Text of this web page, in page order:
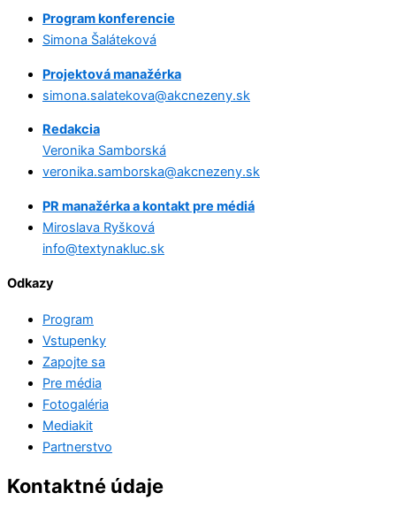
Program konferencie
Simona Šaláteková
Projektová manažérka
simona.salatekova@akcnezeny.sk
Redakcia
Veronika Samborská
veronika.samborska@akcnezeny.sk
PR manažérka a kontakt pre médiá
Miroslava Ryšková
info@textynakluc.sk
Odkazy
Program
Vstupenky
Zapojte sa
Pre média
Fotogaléria
Mediakit
Partnerstvo
Kontaktné údaje